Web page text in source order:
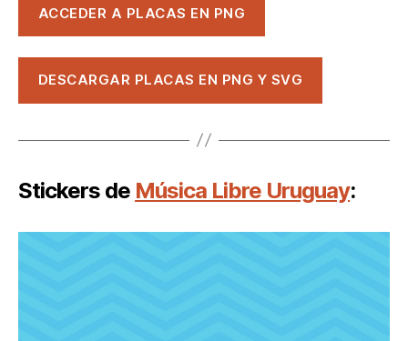
ACCEDER A PLACAS EN PNG
DESCARGAR PLACAS EN PNG Y SVG
Stickers de Música Libre Uruguay: